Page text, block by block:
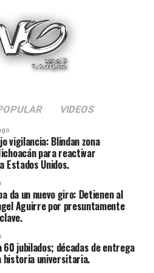
VIDEOS
vigilancia: Blindan zona
para reactivar
Estados Unidos.
da un nuevo giro: Detienen al
Aguirre por presuntamente
60 jubilados; décadas de entrega
historia universitaria.